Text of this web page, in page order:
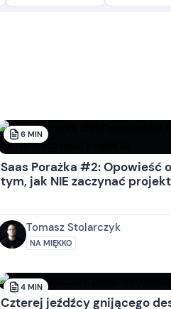
6 MIN
Saas Porażka #2: Opowieść o
tym, jak NIE zaczynać
Tomasz Stolarczyk
NA MIĘKKO
4 MIN
Czterej jeźdźcy gnijącego